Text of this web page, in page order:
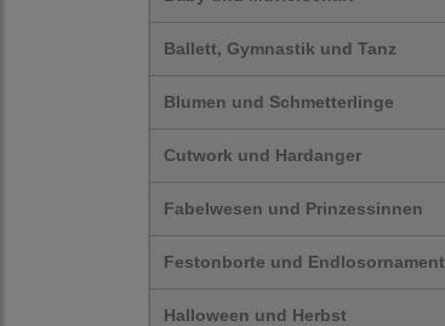
Ballett, Gymnastik und Tanz
Blumen und Schmetterlinge
Cutwork und Hardanger
Fabelwesen und Prinzessinnen
Festonborte und Endlosornament
Halloween und Herbst